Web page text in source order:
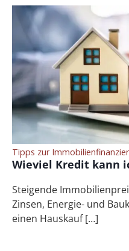
Tipps zur
Wieviel Kredit kann
Steigende
Zinsen, Energie- und
einen Hauskauf […]